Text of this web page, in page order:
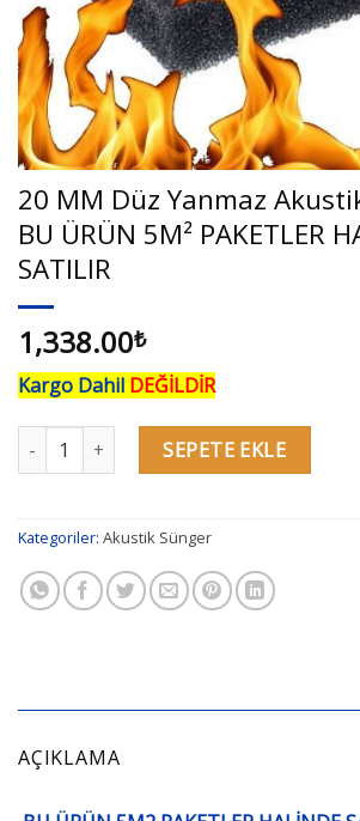
20 MM Düz Yanmaz
BU ÜRÜN 5M² PAKETLER
SATILIR
1,338.00₺
Kargo Dahil DEĞİLDİR
20 MM Düz Yanmaz Akustik Sünger - BU
SEPETE EKLE
Kategoriler: Akustik Sünger
AÇIKLAMA